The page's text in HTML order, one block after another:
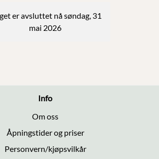
er avsluttet nå søndag, 31
mai 2026
Info
Om oss
Åpningstider og priser
Personvern/kjøpsvilkår